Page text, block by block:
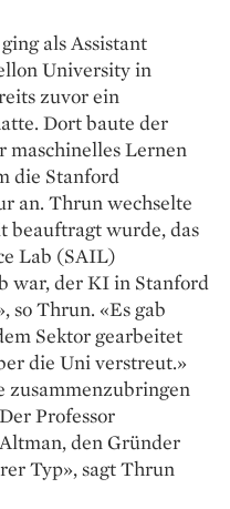
als Assistant
­University in
zuvor ein
Dort baute der
maschinelles Lernen
die Stanford
an. Thrun wechselte
beauftragt wurde, das
Lab (SAIL)
war, der KI in Stanford
so Thrun. «Es gab
Sektor gearbeitet
die Uni verstreut.»
zusammenzubringen
Professor
den Gründer
Typ», sagt Thrun